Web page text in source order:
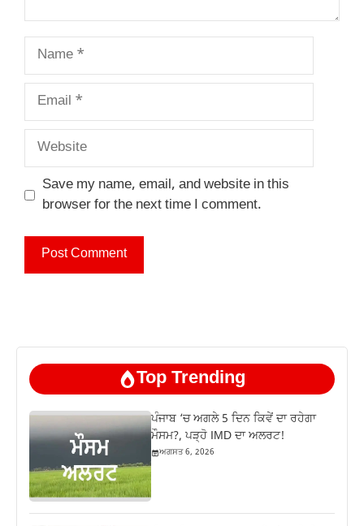
Name
Email
Website
Save my name, email, and website in this
browser for the next time I comment.
Top Trending
ਪੰਜਾਬ ‘ਚ ਅਗਲੇ 5 ਦਿਨ ਕਿਵੇਂ ਦਾ ਰਹੇਗਾ
ਮੌਸਮ?, ਪੜ੍ਹੋ IMD ਦਾ ਅਲਰਟ!
ਅਗਸਤ 6, 2026